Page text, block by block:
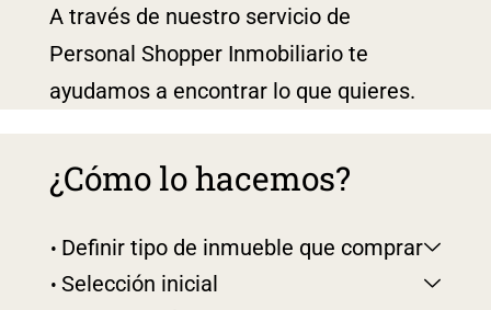
A través de nuestro servicio de
Personal Shopper Inmobiliario te
ayudamos a encontrar lo que quieres.
¿Cómo lo hacemos?
Definir tipo de inmueble que comprar
Selección inicial